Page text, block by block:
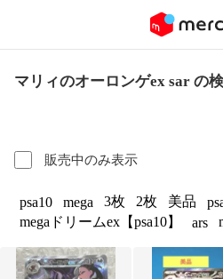
マリィのオーロンゲex sar の
販売中のみ表示
psa10 mega 3枚 2枚 美品
megaドリームex【psa10】
ars